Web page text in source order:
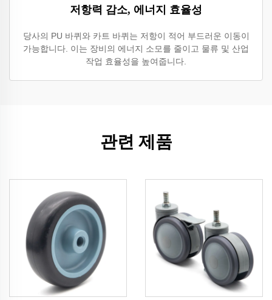
저항력 감소, 에너지 효율성
당사의 PU 바퀴와 카트 바퀴는 저항이 적어 부드러운 이동이
가능합니다. 이는 장비의 에너지 소모를 줄이고 물류 및 산업
작업 효율성을 높여줍니다.
관련 제품